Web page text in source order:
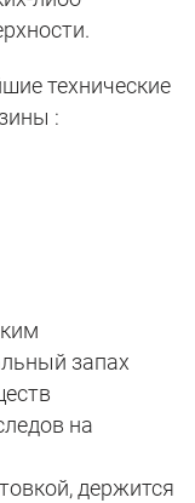
технические
:
запах
на
держится